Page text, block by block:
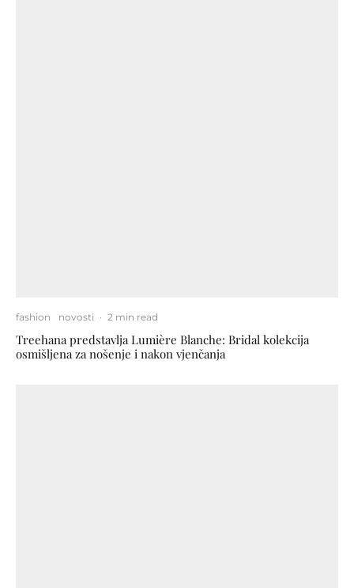
fashion novosti · 2 min read
Treehana predstavlja Lumière Blanche: Bridal kolekcija
osmišljena za nošenje i nakon vjenčanja